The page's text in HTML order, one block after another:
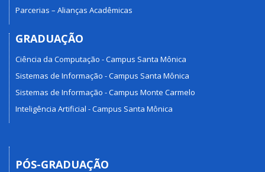
Parcerias – Alianças Acadêmicas
GRADUAÇÃO
Ciência da Computação - Campus Santa Mônica
Sistemas de Informação - Campus Santa Mônica
Sistemas de Informação - Campus Monte Carmelo
Inteligência Artificial - Campus Santa Mônica
PÓS-GRADUAÇÃO